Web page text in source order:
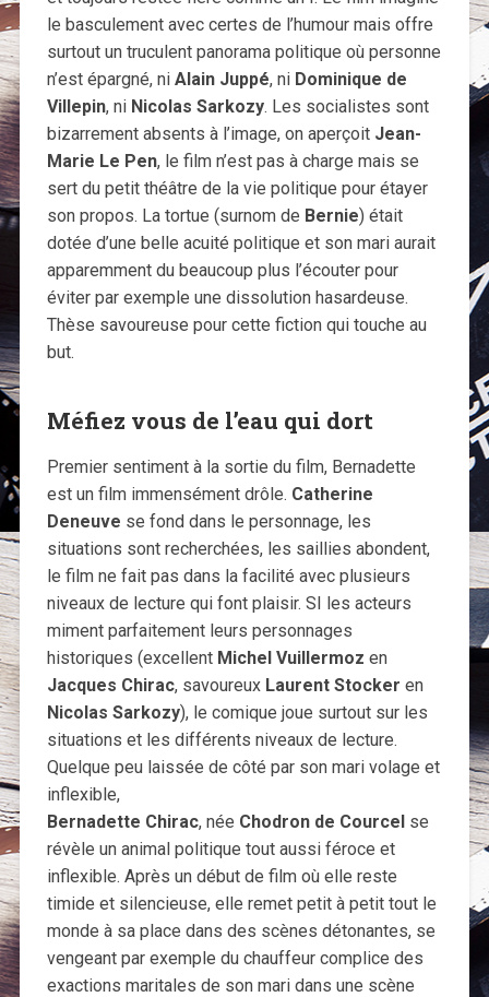
le basculement avec certes de l’humour mais offre
surtout un truculent panorama politique où personne
n’est épargné, ni Alain Juppé, niDominique de
Villepin, ni Nicolas Sarkozy. Les socialistes sont
bizarrement absents à l’image, on aperçoit Jean-
Marie Le Pen, le film n’est pas à charge mais se
sert du petit théâtre de la vie politique pour étayer
son propos. La tortue (surnom de Bernie) était
dotée d’une belle acuité politique et son mari aurait
apparemment du beaucoup plus l’écouter pour
éviter par exemple une dissolution hasardeuse.
Thèse savoureuse pour cette fiction qui touche au
but.
Méfiez vous de l’eau qui dort
Premier sentiment à la sortie du film, Bernadette
est un film immensément drôle. Catherine
Deneuve se fond dans le personnage, les
situations sont recherchées, les saillies abondent,
le film ne fait pas dans la facilité avec plusieurs
niveaux de lecture qui font plaisir. SI les acteurs
miment parfaitement leurs personnages
historiques (excellent Michel Vuillermoz en
Jacques Chirac, savoureux Laurent Stocker en
Nicolas Sarkozy), le comique joue surtout sur les
situations et les différents niveaux de lecture.
Quelque peu laissée de côté par son mari volage et
inflexible,
Bernadette Chirac, née Chodron de Courcelse
révèle un animal politique tout aussi féroce et
inflexible. Après un début de film où elle reste
timide et silencieuse, elle remet petit à petit tout le
monde à sa place dans des scènes détonantes, se
vengeant par exemple du chauffeur complice des
exactions maritales de son mari dans une scène